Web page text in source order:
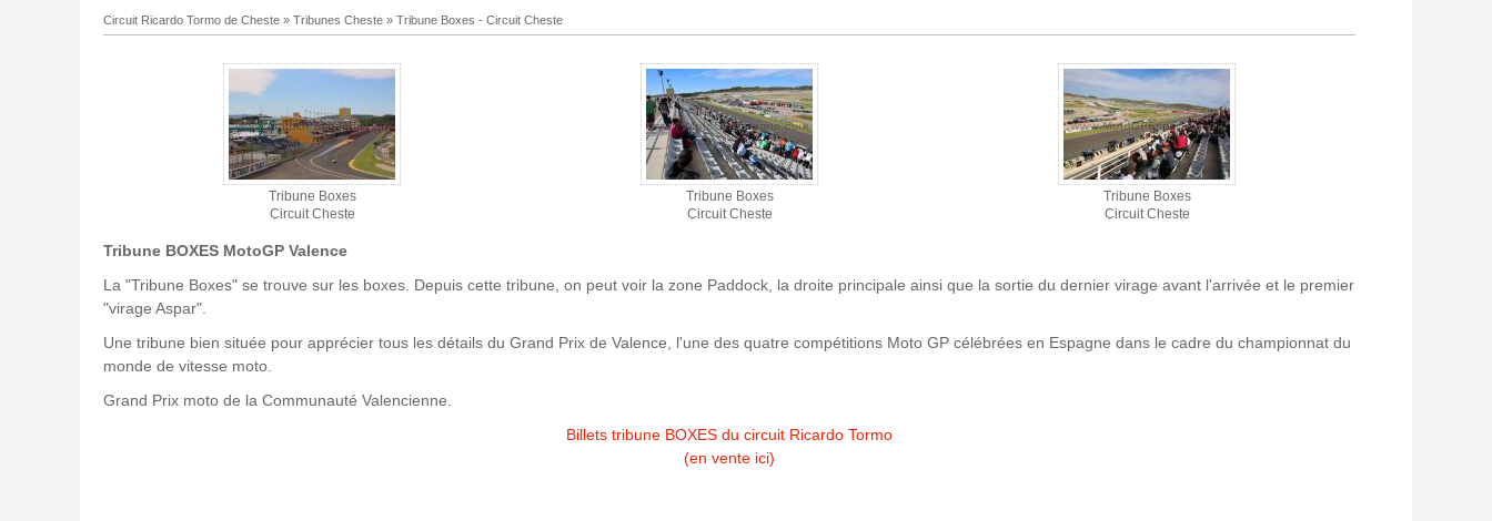
Circuit Ricardo Tormo de Cheste » Tribunes Cheste » Tribune Boxes - Circuit Cheste
Tribune Boxes
Circuit Cheste
Tribune Boxes
Circuit Cheste
Tribune Boxes
Circuit Cheste
Tribune BOXES MotoGP Valence
La "Tribune Boxes" se trouve sur les boxes. Depuis cette tribune, on peut voir la zone Paddock, la droite principale ainsi que la sortie du dernier virage avant l'arrivée et le premier
"virage Aspar".
Une tribune bien située pour apprécier tous les détails du Grand Prix de Valence, l'une des quatre compétitions Moto GP célébrées en Espagne dans le cadre du championnat du
monde de vitesse moto.
Grand Prix moto de la Communauté Valencienne.
Billets tribune BOXES du circuit Ricardo Tormo
(en vente ici)